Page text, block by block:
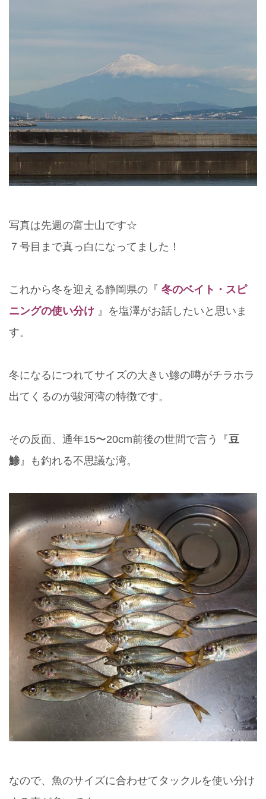
写真は先週の富士山です☆
７号目まで真っ白になってました！
これから冬を迎える静岡県の『 冬のベイト・スピ
ニングの使い分け 』を塩澤がお話したいと思いま
す。
冬になるにつれてサイズの大きい鯵の噂がチラホラ
出てくるのが駿河湾の特徴です。
その反面、通年15〜20cm前後の世間で言う『豆
鯵』も釣れる不思議な湾。
なので、魚のサイズに合わせてタックルを使い分け